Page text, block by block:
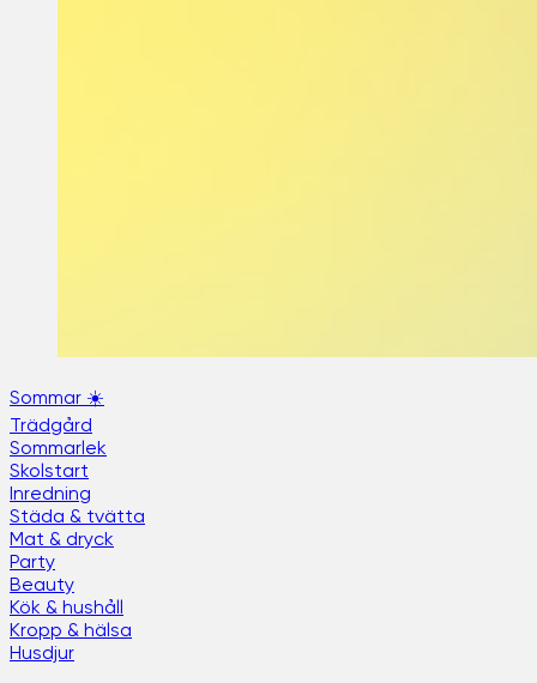
Sommar ☀️
Trädgård
Sommarlek
Skolstart
Inredning
Städa & tvätta
Mat & dryck
Party
Beauty
Kök & hushåll
Kropp & hälsa
Husdjur